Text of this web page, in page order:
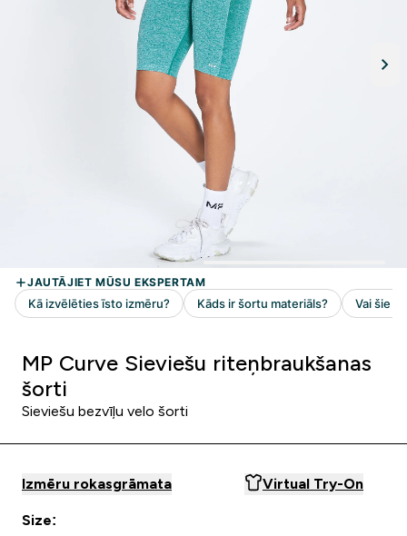
MP Curve Sieviešu riteņbraukšanas
šorti
Sieviešu bezvīļu velo šorti
Izmēru rokasgrāmata Virtual Try-On
Size: